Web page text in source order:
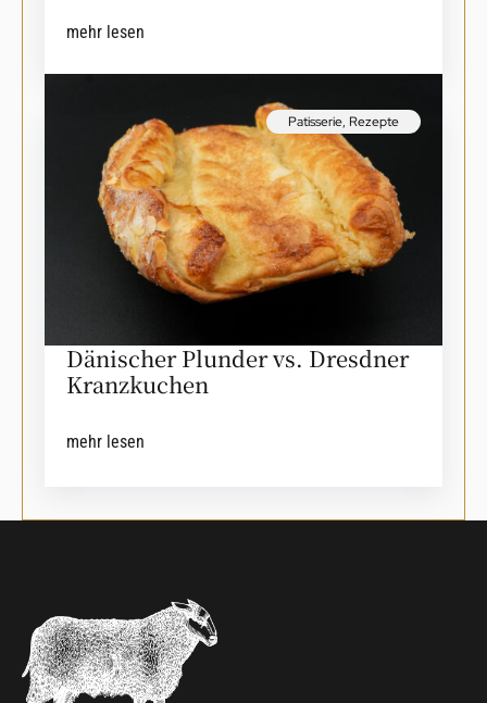
mehr lesen
Patisserie, Rezepte
Dänischer Plunder vs. Dresdner
Kranzkuchen
mehr lesen